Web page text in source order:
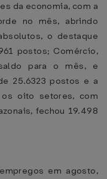
da economia, com a
no mês, abrindo
o destaque
postos; Comércio,
para o mês, e
25.6323 postos e a
oito setores, com
fechou 19.498
em agosto,